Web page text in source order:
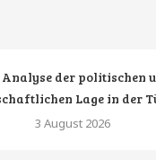
Analyse der politischen
Lage in der
3 August 2026